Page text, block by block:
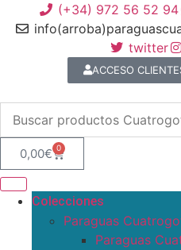
(+34) 972 56 52 94
twitter
ACCESO
0,00€ 0
Colecciones
Paraguas
Paraguas